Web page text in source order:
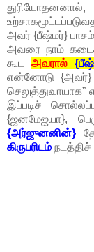
அவர் {பீஷ்மர்} பாசம்
அவரை நாம்
கூட அவரால்
என்னோடு {அவர்}
இப்படிச்
{ஜனமேஜயா},
{அர்ஜுனனின்}
கிருபரிடம்